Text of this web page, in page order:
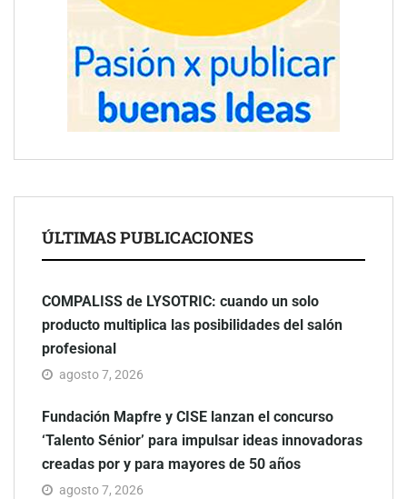
ÚLTIMAS PUBLICACIONES
COMPALISS de LYSOTRIC: cuando un solo
producto multiplica las posibilidades del salón
profesional
agosto 7, 2026
Fundación Mapfre y CISE lanzan el concurso
‘Talento Sénior’ para impulsar ideas innovadoras
creadas por y para mayores de 50 años
agosto 7, 2026